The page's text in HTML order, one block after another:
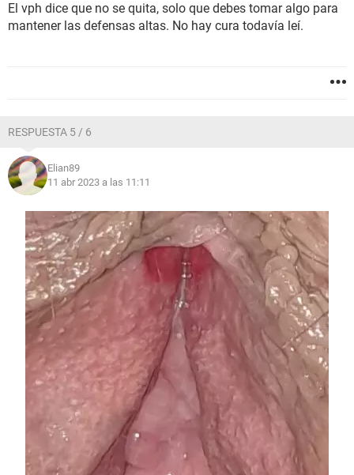
El vph dice que no se quita, solo que debes tomar algo para
mantener las defensas altas. No hay cura todavía leí.
RESPUESTA 5 / 6
Elian89
11 abr 2023 a las 11:11